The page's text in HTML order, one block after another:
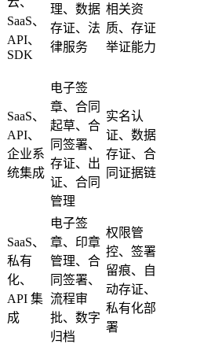
SaaS、
API、
SDK
理、数据
存证、法
律服务
相关资
质、存证
举证能力
SaaS、
API、
企业系
统集成
电子签
章、合同
起草、合
同签署、
存证、出
证、合同
管理
实名认
证、数据
存证、合
同证据链
SaaS、
私有
化、
API 集
成
电子签
章、印章
管理、合
同签署、
流程审
批、数字
归档
权限管
控、签署
留痕、自
动存证、
私有化部
署